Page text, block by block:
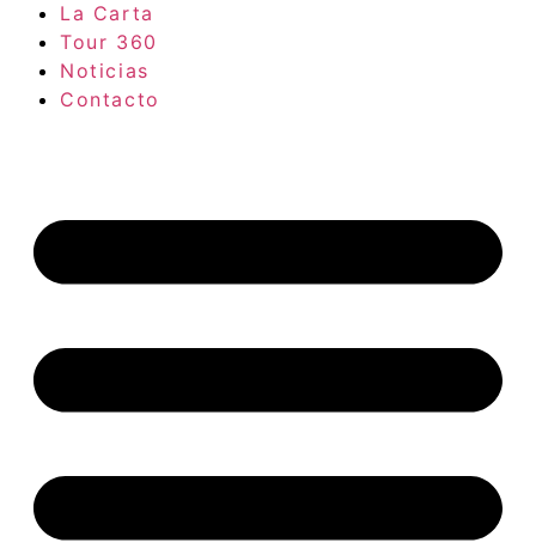
La Carta
Tour 360
Noticias
Contacto